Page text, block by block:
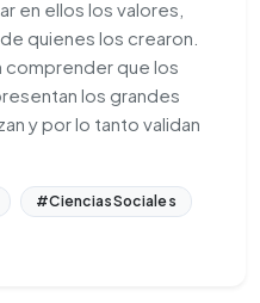
en ellos los valores,
quienes los crearon.
comprender que los
los grandes
y por lo tanto validan
#CienciasSociales